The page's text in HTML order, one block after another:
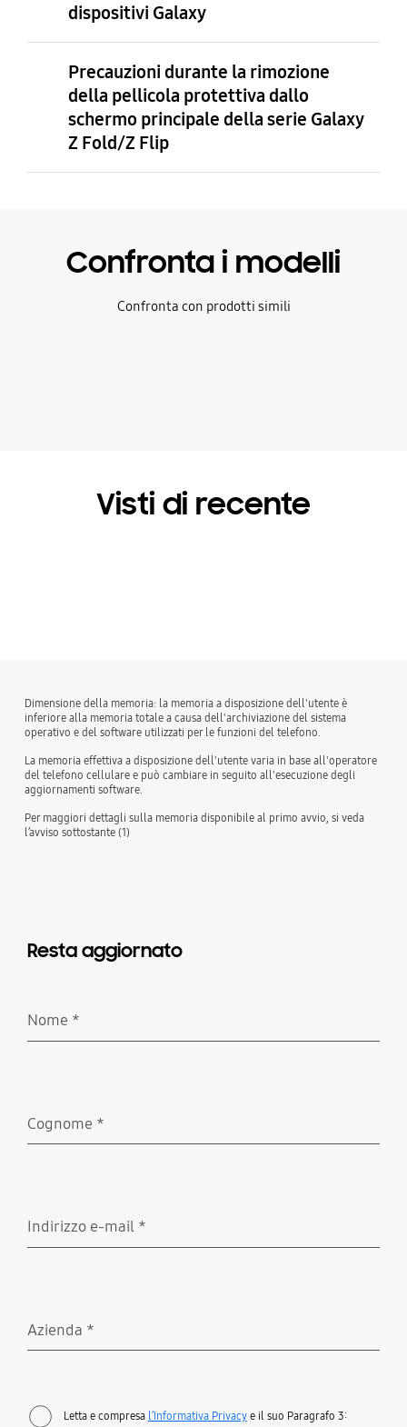
dispositivi Galaxy
Precauzioni durante la rimozione
della pellicola protettiva dallo
schermo principale della serie Galaxy
Z Fold/Z Flip
Confronta i modelli
Confronta con prodotti simili
Visti di recente
Dimensione della memoria: la memoria a disposizione dell'utente è
inferiore alla memoria totale a causa dell'archiviazione del sistema
operativo e del software utilizzati per le funzioni del telefono.
La memoria effettiva a disposizione dell'utente varia in base all'operatore
del telefono cellulare e può cambiare in seguito all'esecuzione degli
aggiornamenti software.
Per maggiori dettagli sulla memoria disponibile al primo avvio, si veda
l’avviso sottostante (1)
Resta aggiornato
Nome *
Cognome *
Indirizzo e-mail *
Azienda *
Letta e compresa l’Informativa Privacye il suo Paragrafo 3: